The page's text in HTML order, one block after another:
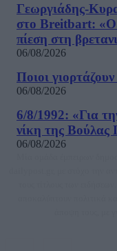
Γεωργιάδης-
στο Breitbart: «Ο
πίεση στη
06/08/2026
Ποιοι
06/08/2026
6/8/1992: «Για
νίκη της Βούλας
06/08/2026